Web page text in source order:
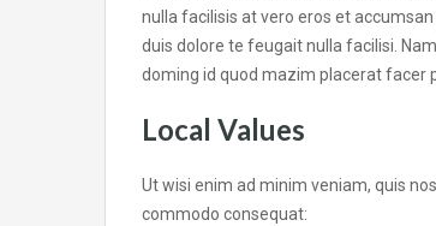
nulla facilisis at vero eros et
duis dolore te feugait nulla facilisi.
doming id quod mazim placerat facer
Local Values
Ut wisi enim ad minim veniam, quis
commodo consequat: